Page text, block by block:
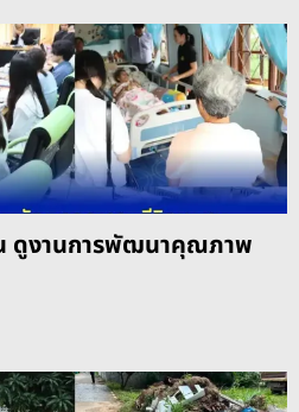
ดูงานการพัฒนาคุณภาพ